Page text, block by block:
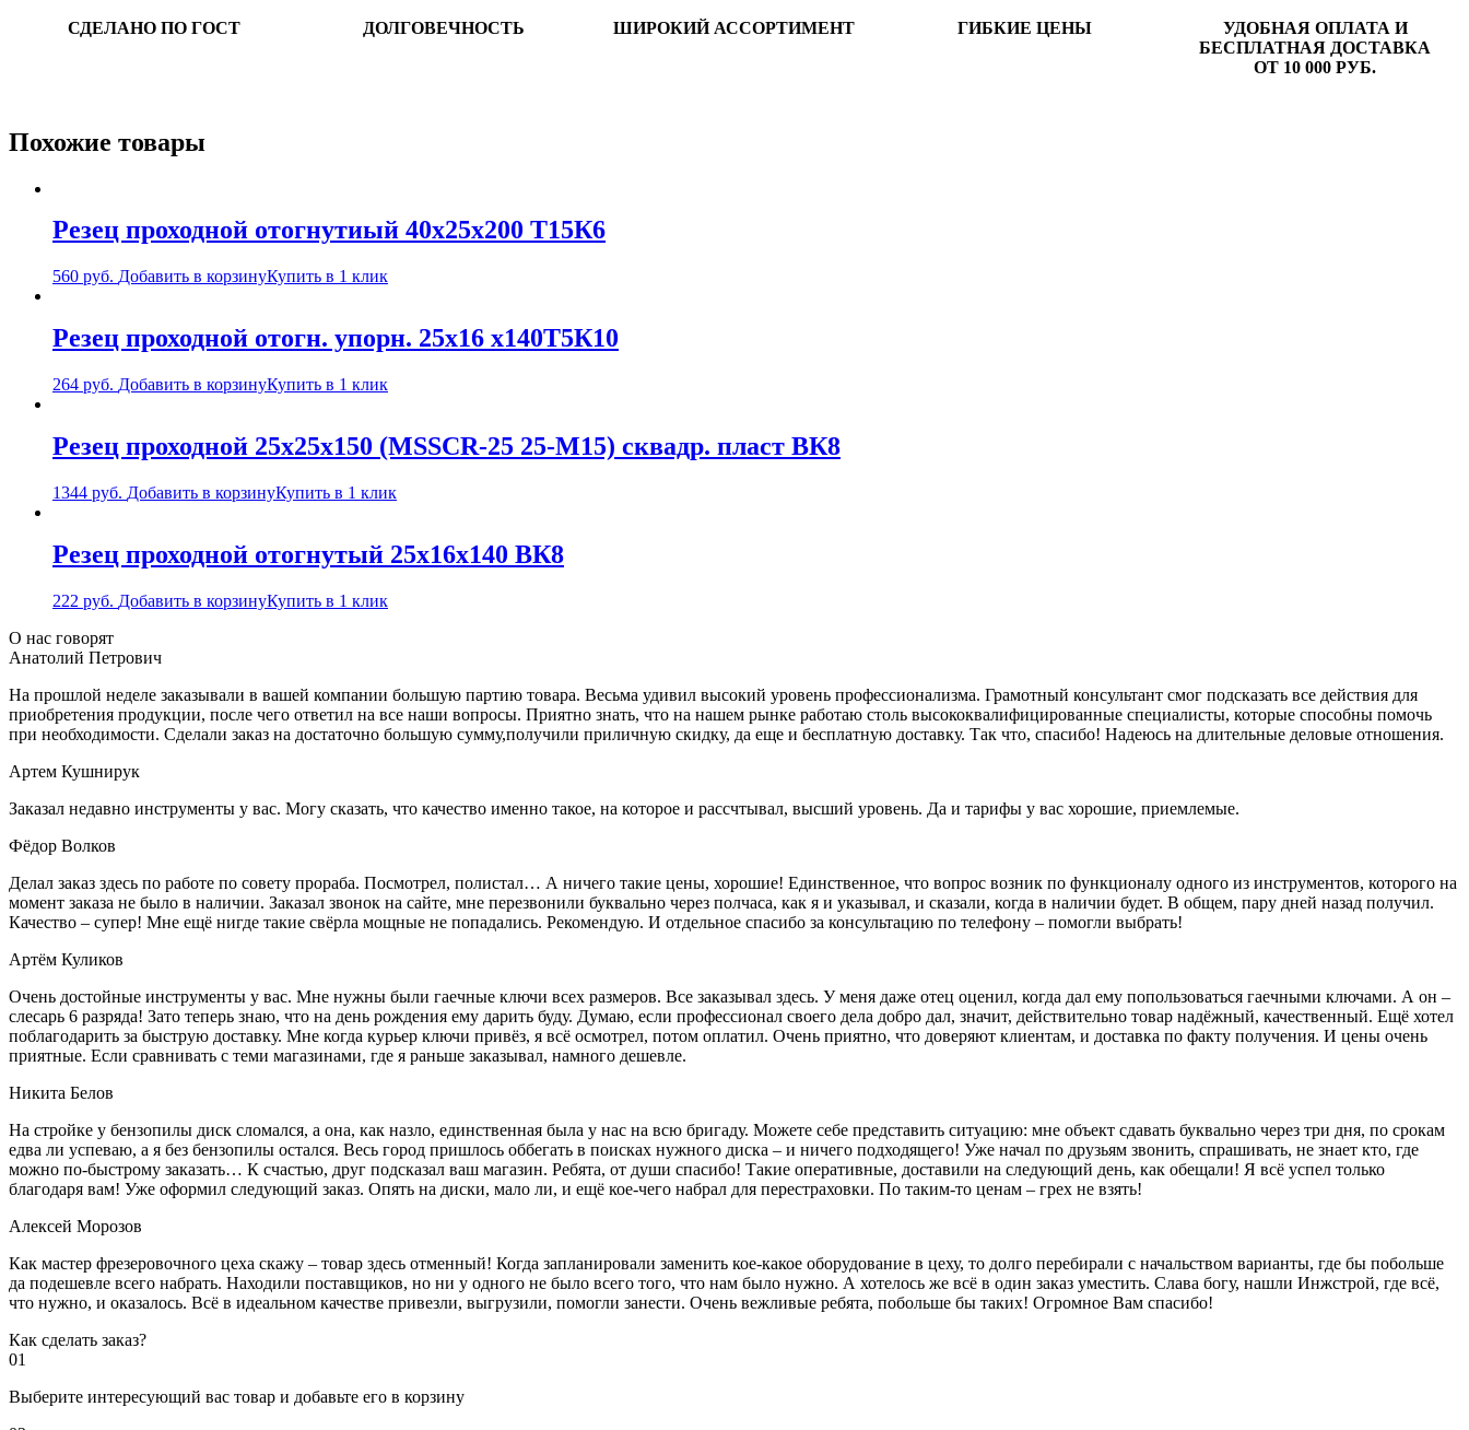
СДЕЛАНО ПО ГОСТ ДОЛГОВЕЧНОСТЬ ШИРОКИЙ АССОРТИМЕНТ ГИБКИЕ ЦЕНЫ
УДОБНАЯ ОПЛАТА И
БЕСПЛАТНАЯ ДОСТАВКА
ОТ 10 000 РУБ.
Похожие товары
Резец проходной отогнутиый 40х25х200 Т15К6
560 руб. Добавить в корзинуКупить в 1 клик
Резец проходной отогн. упорн. 25х16 х140Т5К10
264 руб. Добавить в корзинуКупить в 1 клик
Резец проходной 25х25х150 (MSSCR-25 25-M15) сквадр. пласт ВК8
1344 руб. Добавить в корзинуКупить в 1 клик
Резец проходной отогнутый 25х16х140 ВК8
222 руб. Добавить в корзинуКупить в 1 клик
О нас говорят
Анатолий Петрович
На прошлой неделе заказывали в вашей компании большую партию товара. Весьма удивил высокий уровень профессионализма. Грамотный консультант смог подсказать все действия для
приобретения продукции, после чего ответил на все наши вопросы. Приятно знать, что на нашем рынке работаю столь высококвалифицированные специалисты, которые способны помочь
при необходимости. Сделали заказ на достаточно большую сумму,получили приличную скидку, да еще и бесплатную доставку. Так что, спасибо! Надеюсь на длительные деловые отношения.
Артем Кушнирук
Заказал недавно инструменты у вас. Могу сказать, что качество именно такое, на которое и рассчтывал, высший уровень. Да и тарифы у вас хорошие, приемлемые.
Фёдор Волков
Делал заказ здесь по работе по совету прораба. Посмотрел, полистал… А ничего такие цены, хорошие! Единственное, что вопрос возник по функционалу одного из инструментов, которого на
момент заказа не было в наличии. Заказал звонок на сайте, мне перезвонили буквально через полчаса, как я и указывал, и сказали, когда в наличии будет. В общем, пару дней назад получил.
Качество – супер! Мне ещё нигде такие свёрла мощные не попадались. Рекомендую. И отдельное спасибо за консультацию по телефону – помогли выбрать!
Артём Куликов
Очень достойные инструменты у вас. Мне нужны были гаечные ключи всех размеров. Все заказывал здесь. У меня даже отец оценил, когда дал ему попользоваться гаечными ключами. А он –
слесарь 6 разряда! Зато теперь знаю, что на день рождения ему дарить буду. Думаю, если профессионал своего дела добро дал, значит, действительно товар надёжный, качественный. Ещё хотел
поблагодарить за быструю доставку. Мне когда курьер ключи привёз, я всё осмотрел, потом оплатил. Очень приятно, что доверяют клиентам, и доставка по факту получения. И цены очень
приятные. Если сравнивать с теми магазинами, где я раньше заказывал, намного дешевле.
Никита Белов
На стройке у бензопилы диск сломался, а она, как назло, единственная была у нас на всю бригаду. Можете себе представить ситуацию: мне объект сдавать буквально через три дня, по срокам
едва ли успеваю, а я без бензопилы остался. Весь город пришлось оббегать в поисках нужного диска – и ничего подходящего! Уже начал по друзьям звонить, спрашивать, не знает кто, где
можно по-быстрому заказать… К счастью, друг подсказал ваш магазин. Ребята, от души спасибо! Такие оперативные, доставили на следующий день, как обещали! Я всё успел только
благодаря вам! Уже оформил следующий заказ. Опять на диски, мало ли, и ещё кое-чего набрал для перестраховки. По таким-то ценам – грех не взять!
Алексей Морозов
Как мастер фрезеровочного цеха скажу – товар здесь отменный! Когда запланировали заменить кое-какое оборудование в цеху, то долго перебирали с начальством варианты, где бы побольше
да подешевле всего набрать. Находили поставщиков, но ни у одного не было всего того, что нам было нужно. А хотелось же всё в один заказ уместить. Слава богу, нашли Инжстрой, где всё,
что нужно, и оказалось. Всё в идеальном качестве привезли, выгрузили, помогли занести. Очень вежливые ребята, побольше бы таких! Огромное Вам спасибо!
Как сделать заказ?
01
Выберите интересующий вас товар и добавьте его в корзину